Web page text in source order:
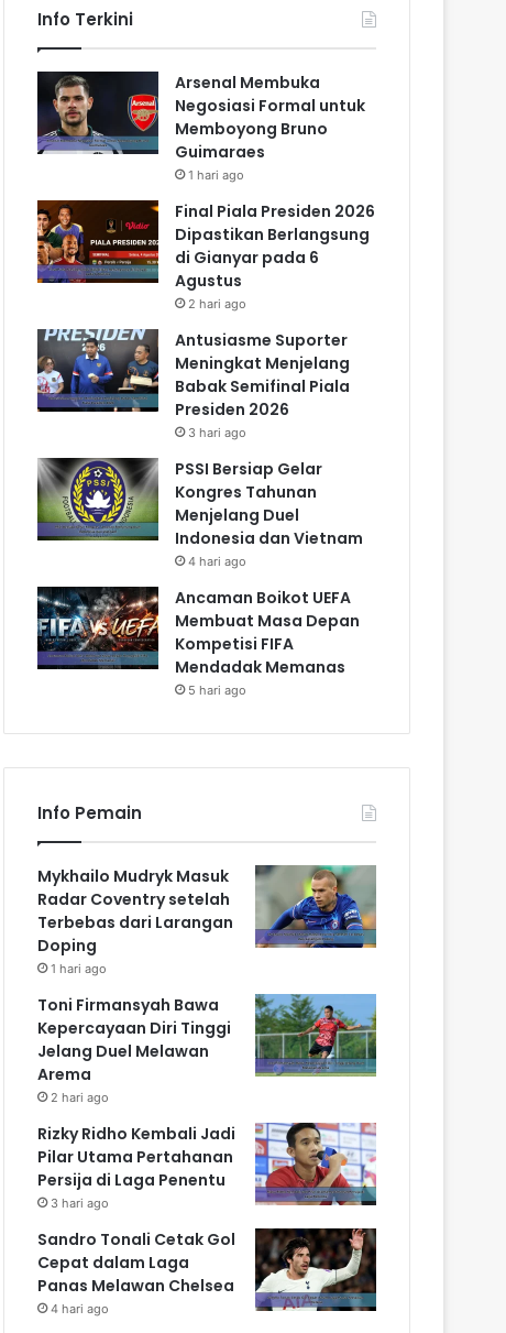
Info Terkini
Arsenal Membuka
Negosiasi Formal untuk
Memboyong Bruno
Guimaraes
1 hari ago
Final Piala Presiden 2026
Dipastikan Berlangsung
di Gianyar pada 6
Agustus
2 hari ago
Antusiasme Suporter
Meningkat Menjelang
Babak Semifinal Piala
Presiden 2026
3 hari ago
PSSI Bersiap Gelar
Kongres Tahunan
Menjelang Duel
Indonesia dan Vietnam
4 hari ago
Ancaman Boikot UEFA
Membuat Masa Depan
Kompetisi FIFA
Mendadak Memanas
5 hari ago
Info Pemain
Mykhailo Mudryk Masuk
Radar Coventry setelah
Terbebas dari Larangan
Doping
1 hari ago
Toni Firmansyah Bawa
Kepercayaan Diri Tinggi
Jelang Duel Melawan
Arema
2 hari ago
Rizky Ridho Kembali Jadi
Pilar Utama Pertahanan
Persija di Laga Penentu
3 hari ago
Sandro Tonali Cetak Gol
Cepat dalam Laga
Panas Melawan Chelsea
4 hari ago